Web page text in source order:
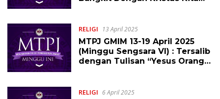
RELIGI 13 April 2025
MTPJ GMIM 13-19 April 2025
(Minggu Sengsara VI) : Tersalib
dengan Tulisan “Yesus Orang
RELIGI 6 April 2025